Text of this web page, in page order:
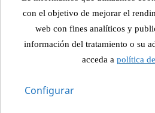
Precio
3,75 €
AÑADIR
con el objetivo de mejorar el
web con fines analíticos y
información del tratamiento o su
acceda a política
Configurar